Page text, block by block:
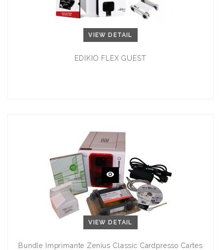
VIEW DETAIL
EDIKIO FLEX GUEST
VIEW DETAIL
Bundle Imprimante Zenius Classic Cardpresso Cartes